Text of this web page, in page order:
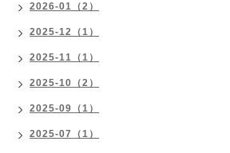
2026-01（2）
2025-12（1）
2025-11（1）
2025-10（2）
2025-09（1）
2025-07（1）